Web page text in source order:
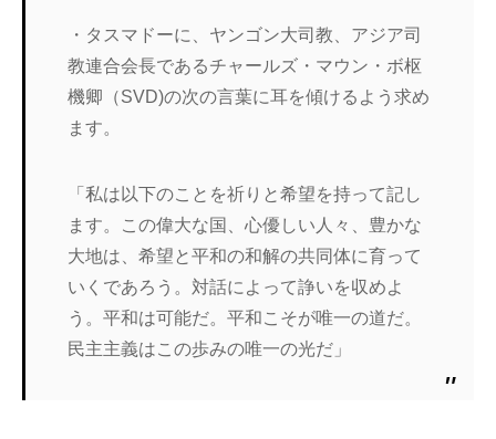
・タスマドーに、ヤンゴン大司教、アジア司
教連合会長であるチャールズ・マウン・ボ枢
機卿（SVD)の次の言葉に耳を傾けるよう求め
ます。
「私は以下のことを祈りと希望を持って記し
ます。この偉大な国、心優しい人々、豊かな
大地は、希望と平和の和解の共同体に育って
いくであろう。対話によって諍いを収めよ
う。平和は可能だ。平和こそが唯一の道だ。
民主主義はこの歩みの唯一の光だ」